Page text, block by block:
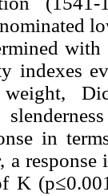
indexes
in
a
K